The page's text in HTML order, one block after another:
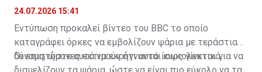
24.07.2026 15:41
Εντύπωση προκαλεί βίντεο του BBC το οποίο
καταγράφει όρκες να εμβολίζουν ψάρια με τεράστια
δύναμη, ώστε αυτά να εκρήγνυνται κυριολεκτικά.
Οι επιστήμονες εκτιμούν ότι αυτό ίσως γίνεται για να
διαμελίζουν τα ψάρια, ώστε να είναι πιο εύκολο να τα